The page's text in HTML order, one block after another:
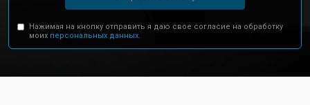
Нажимая на кнопку отправить я даю свое согласие на обработку
моих персональных данных.